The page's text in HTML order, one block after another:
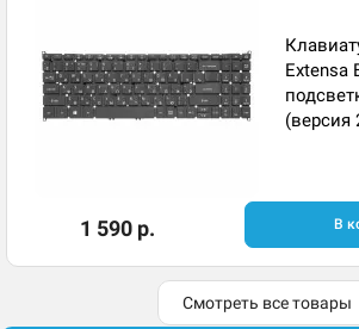
Extensa
(версия
1 590 р. В
Смотреть все товары